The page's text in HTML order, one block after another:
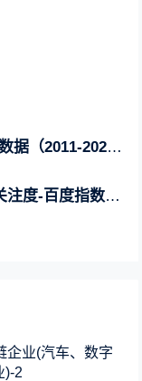
2011-2022年）
度指数(2011-2022)
企业(汽车、数字
)-2